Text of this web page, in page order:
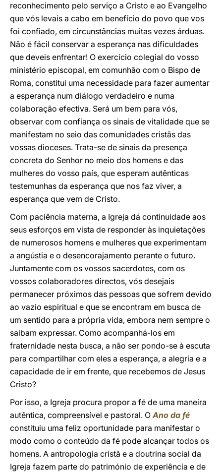
reconhecimento pelo serviço a Cristo e ao Evangelho
que vós levais a cabo em benefício do povo que vos
foi confiado, em circunstâncias muitas vezes árduas.
Não é fácil conservar a esperança nas dificuldades
que deveis enfrentar! O exercício colegial do vosso
ministério episcopal, em comunhão com o Bispo de
Roma, constitui uma necessidade para fazer aumentar
a esperança num diálogo verdadeiro e numa
colaboração efectiva. Será um bem para vós,
observar com confiança os sinais de vitalidade que se
manifestam no seio das comunidades cristãs das
vossas dioceses. Trata-se de sinais da presença
concreta do Senhor no meio dos homens e das
mulheres do vosso país, que esperam autênticas
testemunhas da esperança que nos faz viver, a
esperança que vem de Cristo.
Com paciência materna, a Igreja dá continuidade aos
seus esforços em vista de responder às inquietações
de numerosos homens e mulheres que experimentam
a angústia e o desencorajamento perante o futuro.
Juntamente com os vossos sacerdotes, com os
vossos colaboradores directos, vós desejais
permanecer próximos das pessoas que sofrem devido
ao vazio espiritual e que se encontram em busca de
um sentido para a própria vida, embora nem sempre o
saibam expressar. Como acompanhá-los em
fraternidade nesta busca, a não ser pondo-se à escuta
para compartilhar com eles a esperança, a alegria e a
capacidade de ir em frente, que recebemos de Jesus
Cristo?
Por isso, a Igreja procura propor a fé de uma maneira
autêntica, compreensível e pastoral. OAno da fé
constituiu uma feliz oportunidade para manifestar o
modo como o conteúdo da fé pode alcançar todos os
homens. A antropologia cristã e a doutrina social da
Igreja fazem parte do património de experiência e de